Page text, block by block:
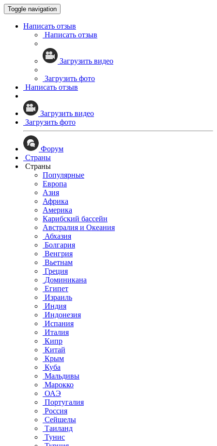
Toggle navigation
Написать отзыв
Написать отзыв
Загрузить видео
Загрузить фото
Написать отзыв
Загрузить видео
Загрузить фото
Форум
Страны
Страны
Популярные
Европа
Азия
Африка
Америка
Карибский бассейн
Австралия и Океания
Абхазия
Болгария
Венгрия
Вьетнам
Греция
Доминикана
Египет
Израиль
Индия
Индонезия
Испания
Италия
Кипр
Китай
Крым
Куба
Мальдивы
Марокко
ОАЭ
Португалия
Россия
Сейшелы
Таиланд
Тунис